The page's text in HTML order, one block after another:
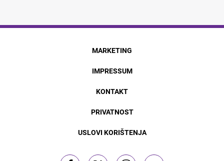
MARKETING
IMPRESSUM
KONTAKT
PRIVATNOST
USLOVI KORIŠTENJA